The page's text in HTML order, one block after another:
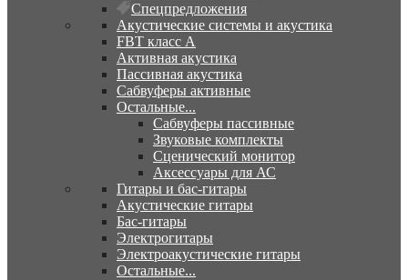
Спецпредложения
Акустические системы и акустика
FBT класс А
Активная акустика
Пассивная акустика
Сабвуферы активные
Остальные...
Сабвуферы пассивные
Звуковые комплекты
Сценический монитор
Аксессуары для АС
Гитары и бас-гитары
Акустические гитары
Бас-гитары
Электрогитары
Электроакустические гитары
Остальные...